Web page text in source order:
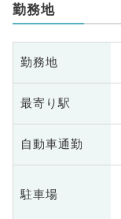
勤務地
勤務地
最寄り駅
自動車通勤
駐車場